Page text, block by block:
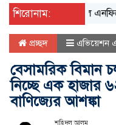
শিরোনাম:র‌য়্যাল এনফিল্ডের
প্রচ্ছদ এভিয়েশন
বেসামরিক বিমান
নিচ্ছে এক হাজার
বাণিজ্যের আশঙ্কা
শহিদুল আলম